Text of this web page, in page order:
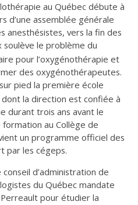
au Québec débute à
d’une assemblée générale
anesthésistes, vers la fin des
soulève le problème du
pour l’oxygénothérapie et
des oxygénothérapeutes.
pied la première école
dont la direction est confiée à
durant trois ans avant le
au Collège de
un programme officiel des
par les cégeps.
d’administration de
du Québec mandate
Perreault pour étudier la